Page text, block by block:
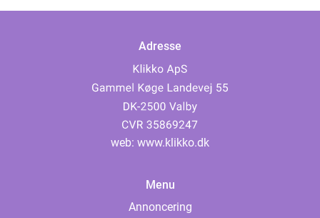
Adresse
web: www.klikko.dk
Menu
Annoncering